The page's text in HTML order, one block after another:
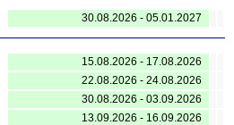
30.08.2026 - 05.01.2027
15.08.2026 - 17.08.2026
22.08.2026 - 24.08.2026
30.08.2026 - 03.09.2026
13.09.2026 - 16.09.2026